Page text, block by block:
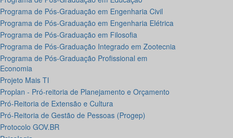
Programa de Pós-Graduação em Engenharia Civil
Programa de Pós-Graduação em Engenharia Elétrica
Programa de Pós-Graduação em Filosofia
Programa de Pós-Graduação Integrado em Zootecnia
Programa de Pós-Graduação Profissional em
Economia
Projeto Mais TI
Proplan - Pró-reitoria de Planejamento e Orçamento
Pró-Reitoria de Extensão e Cultura
Pró-Reitoria de Gestão de Pessoas (Progep)
Protocolo GOV.BR